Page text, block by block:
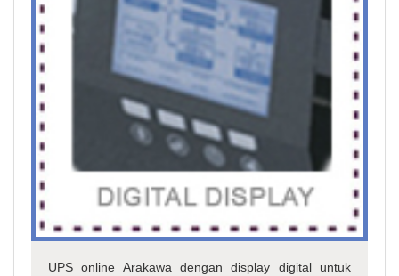
UPS online Arakawa dengan display digital untuk